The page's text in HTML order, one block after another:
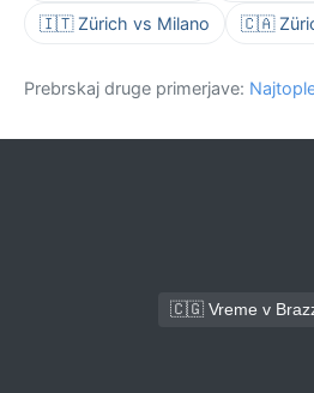
🇮🇹 Zürich vs Milano 🇨🇦
Prebrskaj druge primerjave:
🇨🇬 Vreme v